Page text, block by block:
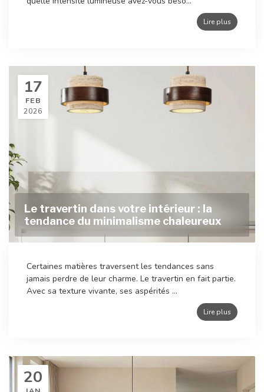
Lire plus
17
FEB
2026
Le travertin dans votre intérieur : la
tendance du minimalisme chaleureux
Certaines matières traversent les tendances sans
jamais perdre de leur charme. Le travertin en fait partie.
Avec sa texture vivante, ses aspérités ...
Lire plus
20